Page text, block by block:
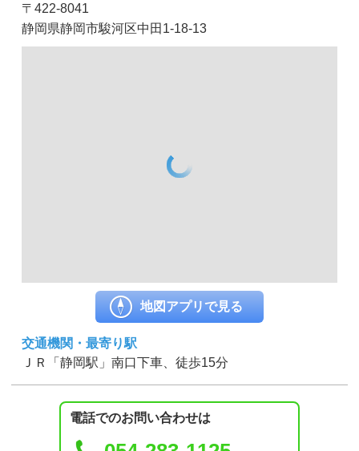
〒422-8041
静岡県静岡市駿河区中田1-18-13
地図アプリで見る
交通機関・最寄り駅
ＪＲ「静岡駅」南口下車、徒歩15分
電話でのお問い合わせは